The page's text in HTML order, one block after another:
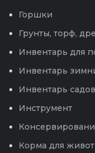
Горшки
Грунты, торф,
Инвентарь для
Инвентарь
Инвентарь
Инструмент
Корма для